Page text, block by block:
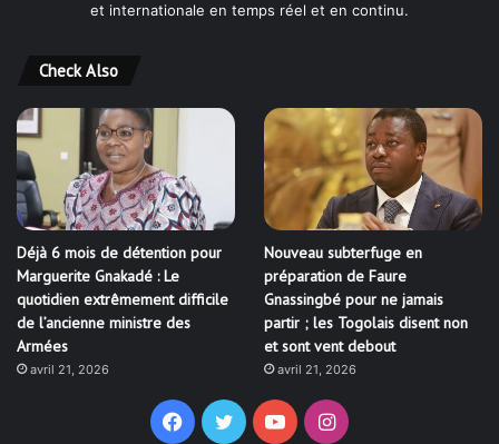
et internationale en temps réel et en continu.
Check Also
Déjà 6 mois de détention pour
Marguerite Gnakadé : Le
quotidien extrêmement difficile
de l’ancienne ministre des
Armées
avril 21, 2026
Nouveau subterfuge en
préparation de Faure
Gnassingbé pour ne jamais
partir ; les Togolais disent non
et sont vent debout
avril 21, 2026
Facebook
TwitterYouTubeInstagram